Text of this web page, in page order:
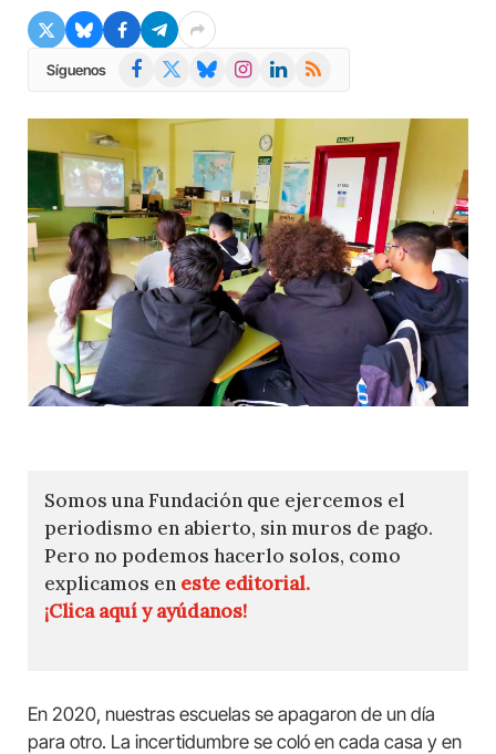
Síguenos Facebook BlueskyInstagramLinkedIn
RSS
Somos una Fundación que ejercemos el
periodismo en abierto, sin muros de pago.
Pero no podemos hacerlo solos, como
explicamos en este editorial.
¡Clica aquí y ayúdanos!
En 2020, nuestras escuelas se apagaron de un día
para otro. La incertidumbre se coló en cada casa y en